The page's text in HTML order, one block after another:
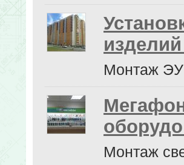
Монтаж
Монтаж